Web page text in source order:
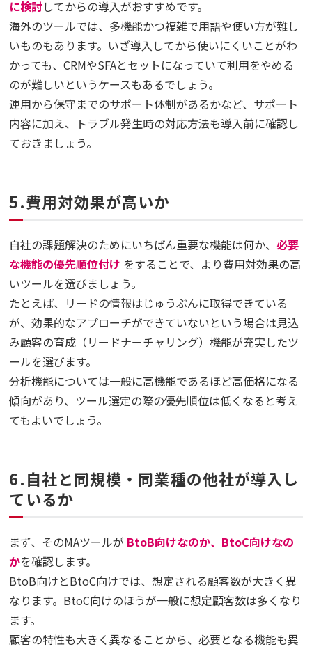
に検討してからの導入がおすすめです。
海外のツールでは、多機能かつ複雑で用語や使い方が難し
いものもあります。いざ導入してから使いにくいことがわ
かっても、CRMやSFAとセットになっていて利用をやめる
のが難しいというケースもあるでしょう。
運用から保守までのサポート体制があるかなど、サポート
内容に加え、トラブル発生時の対応方法も導入前に確認し
ておきましょう。
5.費用対効果が高いか
自社の課題解決のためにいちばん重要な機能は何か、必要
な機能の優先順位付け をすることで、より費用対効果の高
いツールを選びましょう。
たとえば、リードの情報はじゅうぶんに取得できている
が、効果的なアプローチができていないという場合は見込
み顧客の育成（リードナーチャリング）機能が充実したツ
ールを選びます。
分析機能については一般に高機能であるほど高価格になる
傾向があり、ツール選定の際の優先順位は低くなると考え
てもよいでしょう。
6.自社と同規模・同業種の他社が導入し
ているか
まず、そのMAツールが BtoB向けなのか、BtoC向けなの
かを確認します。
BtoB向けとBtoC向けでは、想定される顧客数が大きく異
なります。BtoC向けのほうが一般に想定顧客数は多くなり
ます。
顧客の特性も大きく異なることから、必要となる機能も異